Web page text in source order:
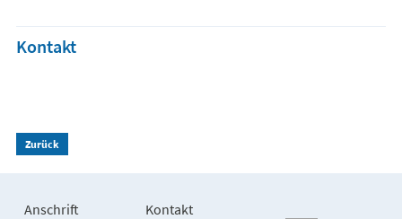
Kontakt
Zurück
Anschrift Kontakt